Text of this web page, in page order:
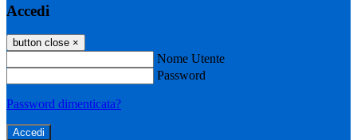
Accedi
button close ×
Nome Utente
Password
Password dimenticata?